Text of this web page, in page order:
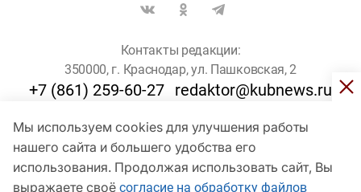
Мы используем cookies для улучшения работы
нашего сайта и большего удобства его
использования. Продолжая использовать сайт, Вы
выражаете своё согласие на обработку файлов
Контакты редакции:
350000, г. Краснодар, ул. Пашковская, 2
+7 (861) 259-60-27 redaktor@kubnews.ru
Для пользователей старше 16 лет
© Кубанские Новости, 2017
Сетевое издание «kubnews» зарегистрировано Федеральной